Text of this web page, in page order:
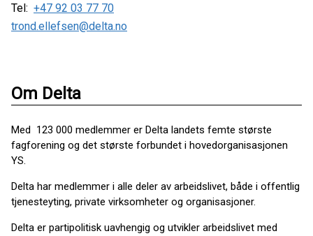
Tel: +47 92 03 77 70
trond.ellefsen@delta.no
Om Delta
Med 123 000 medlemmer er Delta landets femte største
fagforening og det største forbundet i hovedorganisasjonen
YS.
Delta har medlemmer i alle deler av arbeidslivet, både i offentlig
tjenesteyting, private virksomheter og organisasjoner.
Delta er partipolitisk uavhengig og utvikler arbeidslivet med